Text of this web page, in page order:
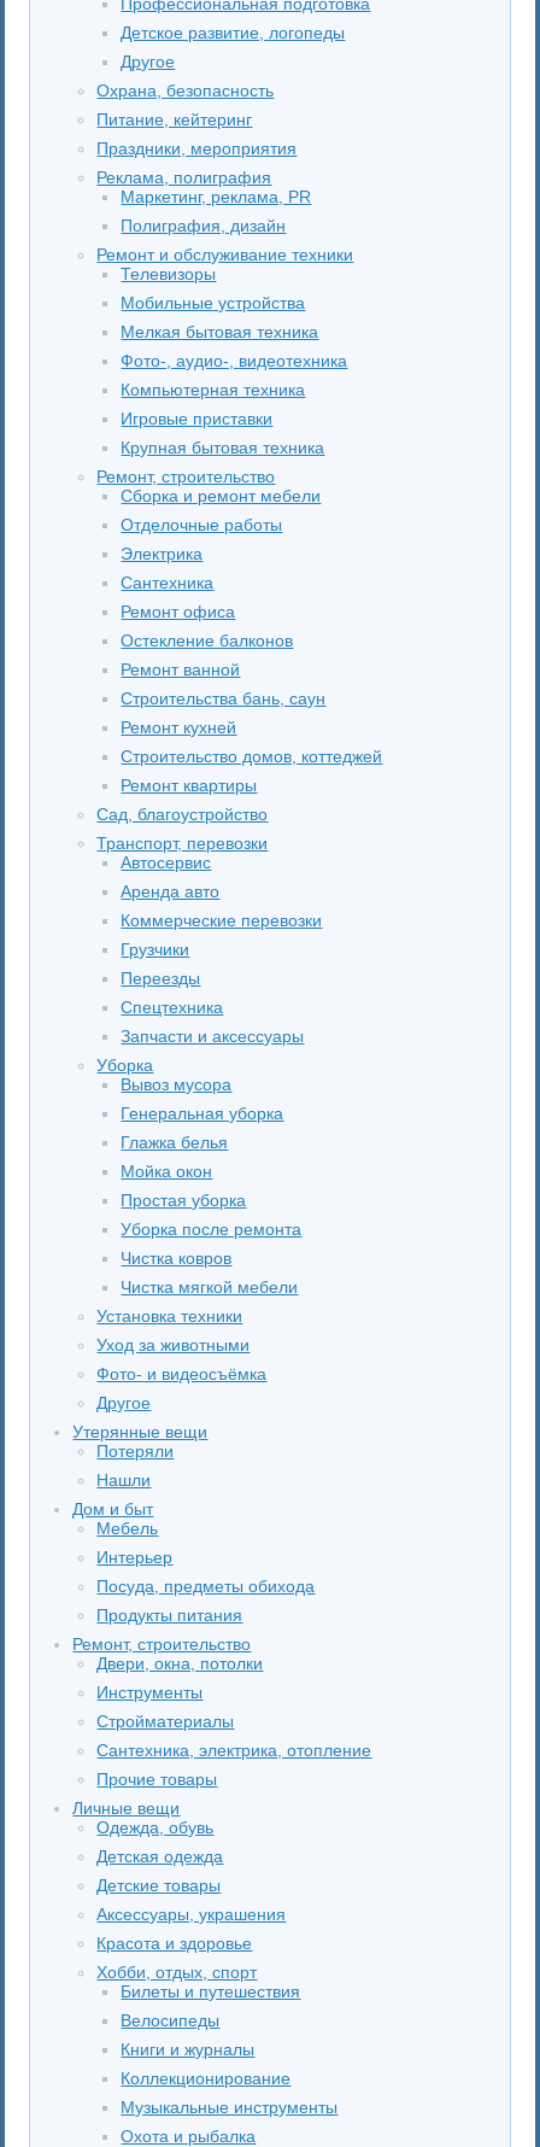
Детское развитие, логопеды
Другое
Охрана, безопасность
Питание, кейтеринг
Праздники, мероприятия
Реклама, полиграфия
Маркетинг, реклама, PR
Полиграфия, дизайн
Ремонт и обслуживание техники
Телевизоры
Мобильные устройства
Мелкая бытовая техника
Фото-, аудио-, видеотехника
Компьютерная техника
Игровые приставки
Крупная бытовая техника
Ремонт, строительство
Сборка и ремонт мебели
Отделочные работы
Электрика
Сантехника
Ремонт офиса
Остекление балконов
Ремонт ванной
Строительства бань, саун
Ремонт кухней
Строительство домов, коттеджей
Ремонт квартиры
Сад, благоустройство
Транспорт, перевозки
Автосервис
Аренда авто
Коммерческие перевозки
Грузчики
Переезды
Спецтехника
Запчасти и аксессуары
Уборка
Вывоз мусора
Генеральная уборка
Глажка белья
Мойка окон
Простая уборка
Уборка после ремонта
Чистка ковров
Чистка мягкой мебели
Установка техники
Уход за животными
Фото- и видеосъёмка
Другое
Утерянные вещи
Потеряли
Нашли
Дом и быт
Мебель
Интерьер
Посуда, предметы обихода
Продукты питания
Ремонт, строительство
Двери, окна, потолки
Инструменты
Стройматериалы
Сантехника, электрика, отопление
Прочие товары
Личные вещи
Одежда, обувь
Детская одежда
Детские товары
Аксессуары, украшения
Красота и здоровье
Хобби, отдых, спорт
Билеты и путешествия
Велосипеды
Книги и журналы
Коллекционирование
Музыкальные инструменты
Охота и рыбалка